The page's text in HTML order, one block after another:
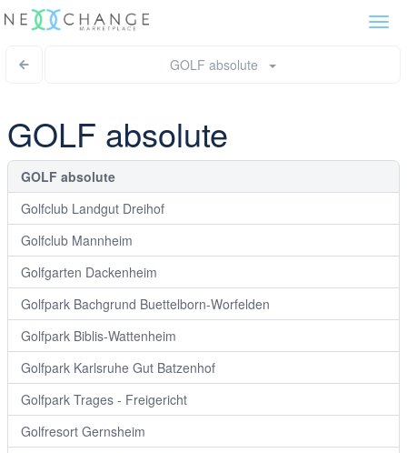
GOLF absolute
GOLF absolute
GOLF absolute
Golfclub Landgut Dreihof
Golfclub Mannheim
Golfgarten Dackenheim
Golfpark Bachgrund Buettelborn-Worfelden
Golfpark Biblis-Wattenheim
Golfpark Karlsruhe Gut Batzenhof
Golfpark Trages - Freigericht
Golfresort Gernsheim